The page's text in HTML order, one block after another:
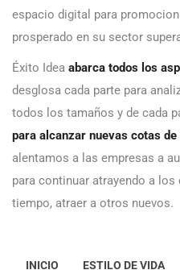
espacio digital para
prosperado en su sector
Éxito Idea abarca todos los
desglosa cada parte para
todos los tamaños y de cada
para alcanzar nuevas cotas
alentamos a las empresas a
para continuar atrayendo a
tiempo, atraer a otros nuevos.
INICIO ESTILO DE VIDA